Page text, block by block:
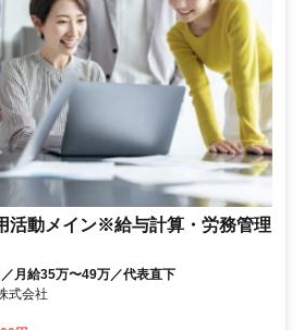
活動メイン※給与計算・労務管理
月給35万〜49万／代表直下
式会社